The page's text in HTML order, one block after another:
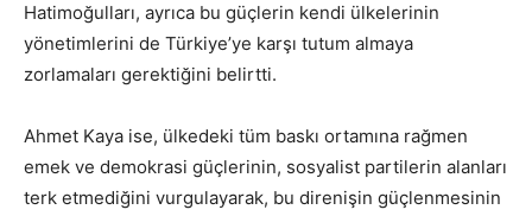
Hatimoğulları, ayrıca bu güçlerin kendi ülkelerinin
yönetimlerini de Türkiye’ye karşı tutum almaya
zorlamaları gerektiğini belirtti.
Ahmet Kaya ise, ülkedeki tüm baskı ortamına rağmen
emek ve demokrasi güçlerinin, sosyalist partilerin alanları
terk etmediğini vurgulayarak, bu direnişin güçlenmesinin